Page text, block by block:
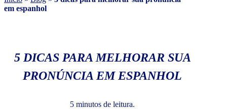
em espanhol
5 DICAS PARA MELHORAR SUA
PRONÚNCIA EM ESPANHOL
5 minutos de leitura.